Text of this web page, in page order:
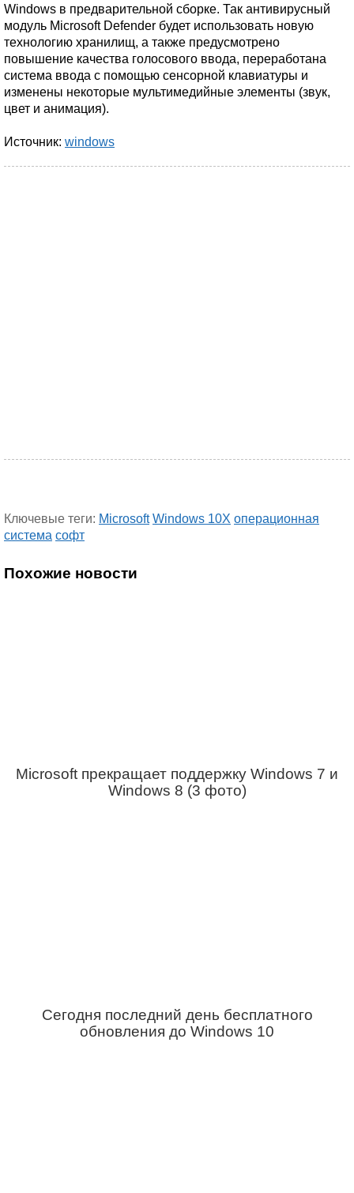
Windows в предварительной сборке. Так антивирусный
модуль Microsoft Defender будет использовать новую
технологию хранилищ, а также предусмотрено
повышение качества голосового ввода, переработана
система ввода с помощью сенсорной клавиатуры и
изменены некоторые мультимедийные элементы (звук,
цвет и анимация).
Источник: windows
Ключевые теги: Microsoft Windows 10X операционная
система софт
Похожие новости
Microsoft прекращает поддержку Windows 7 и
Windows 8 (3 фото)
Сегодня последний день бесплатного
обновления до Windows 10